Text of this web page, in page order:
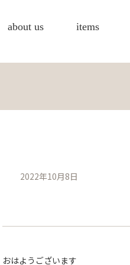
about us items
2022年10月8日
おはようございます